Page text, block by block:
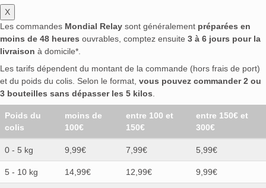
X
Les commandes Mondial Relay sont généralement préparées en
moins de 48 heures ouvrables, comptez ensuite 3 à 6 jours pour la
livraison à domicile*.
Les tarifs dépendent du montant de la commande (hors frais de port)
et du poids du colis. Selon le format, vous pouvez commander 2 ou
3 bouteilles sans dépasser les 5 kilos
Poids du
colis
moins de
100€
entre 100 et
150€
entre 150€ et
300€
0 - 5 kg 9,99€ 7,99€ 5,99€
5 - 10 kg 14,99€ 12,99€ 9,99€